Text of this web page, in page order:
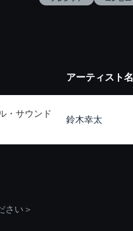
アーティスト名
・サウンド
鈴木幸太
さい＞